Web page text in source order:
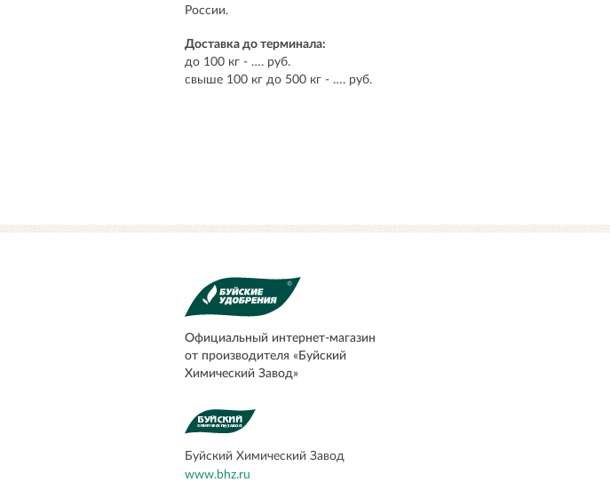
России.
Доставка до терминала:
до 100 кг - …. руб.
свыше 100 кг до 500 кг - …. руб.
Официальный интернет-магазин
от производителя «Буйский
Химический Завод»
Буйский Химический Завод
www.bhz.ru